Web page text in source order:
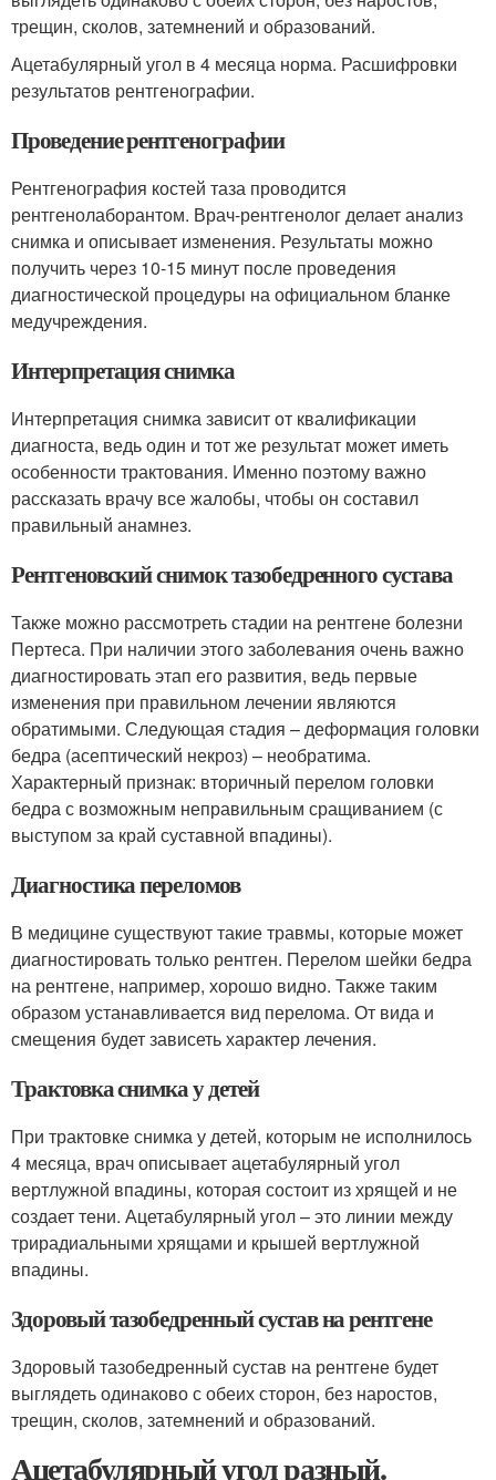
трещин, сколов, затемнений и образований.
Ацетабулярный угол в 4 месяца норма. Расшифровки
результатов рентгенографии.
Проведение рентгенографии
Рентгенография костей таза проводится
рентгенолаборантом. Врач-рентгенолог делает анализ
снимка и описывает изменения. Результаты можно
получить через 10-15 минут после проведения
диагностической процедуры на официальном бланке
медучреждения.
Интерпретация снимка
Интерпретация снимка зависит от квалификации
диагноста, ведь один и тот же результат может иметь
особенности трактования. Именно поэтому важно
рассказать врачу все жалобы, чтобы он составил
правильный анамнез.
Рентгеновский снимок тазобедренного сустава
Также можно рассмотреть стадии на рентгене болезни
Пертеса. При наличии этого заболевания очень важно
диагностировать этап его развития, ведь первые
изменения при правильном лечении являются
обратимыми. Следующая стадия – деформация головки
бедра (асептический некроз) – необратима.
Характерный признак: вторичный перелом головки
бедра с возможным неправильным сращиванием (с
выступом за край суставной впадины).
Диагностика переломов
В медицине существуют такие травмы, которые может
диагностировать только рентген. Перелом шейки бедра
на рентгене, например, хорошо видно. Также таким
образом устанавливается вид перелома. От вида и
смещения будет зависеть характер лечения.
Трактовка снимка у детей
При трактовке снимка у детей, которым не исполнилось
4 месяца, врач описывает ацетабулярный угол
вертлужной впадины, которая состоит из хрящей и не
создает тени. Ацетабулярный угол – это линии между
трирадиальными хрящами и крышей вертлужной
впадины.
Здоровый тазобедренный сустав на рентгене
Здоровый тазобедренный сустав на рентгене будет
выглядеть одинаково с обеих сторон, без наростов,
трещин, сколов, затемнений и образований.
Ацетабулярный угол разный.